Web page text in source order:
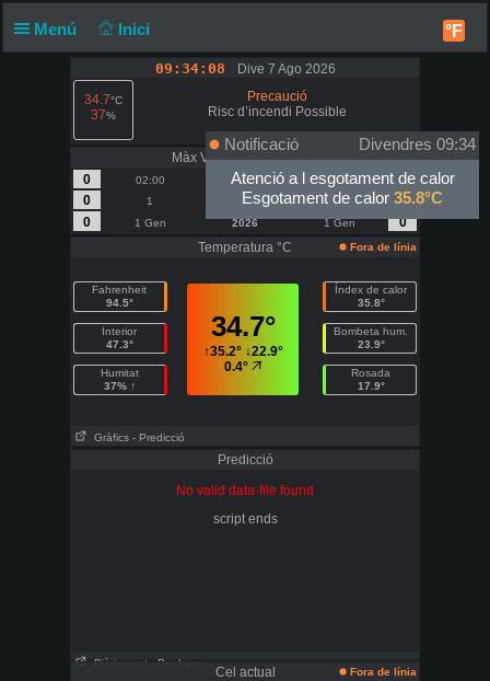
Menú Inici °F
09:34:08
Dive 7 Ago 2026
34.7°C
37%
Precaució
Risc d’incendi Possible
Màx Vent | Ràfega - km/h
0
02:00 Avui 02:00
0
0
1 Agost 1
0
0
1 Gen 2026 1 Gen
0
Temperatura °C
Fora de línia
Fahrenheit
94.5°
Interior
47.3°
Humitat
37% ↑
34.7°
↑35.2°↓22.9°
0.4°
Índex de calor
35.8°
Bombeta hum.
23.9°
Rosada
17.9°
Gràfics - Predicció
Predicció
No valid data-file found
script ends
Diàriament - Per hora
Cel actual Fora de línia
Notificació
Divendres 09:34
Atenció a l esgotament de calor
Esgotament de calor 35.8°C